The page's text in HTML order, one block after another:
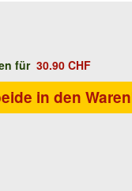
für 30.90 CHF
in den